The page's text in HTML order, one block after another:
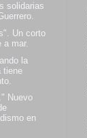
solidarias
Un corto
a mar.
la
tiene
Nuevo
en